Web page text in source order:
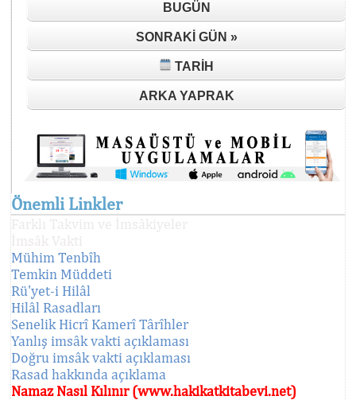
BUGÜN
SONRAKI GÜN »
TARIH
ARKA YAPRAK
Önemli Linkler
Mühim Tenbîh
Temkin Müddeti
Rü'yet-i Hilâl
Hilâl Rasadları
Senelik Hicrî Kamerî Târîhler
Yanlış imsâk vakti açıklaması
Doğru imsâk vakti açıklaması
Rasad hakkında açıklama
Namaz Nasıl Kılınır (www.hakikatkitabevi.net)